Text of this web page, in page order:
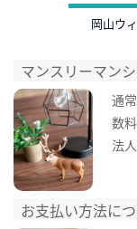
岡山ウ
マンスリーマン
通
数
法
お支払い方法に